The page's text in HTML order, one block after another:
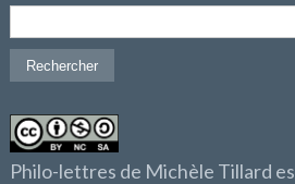
Philo-lettres de Michèle Tillard